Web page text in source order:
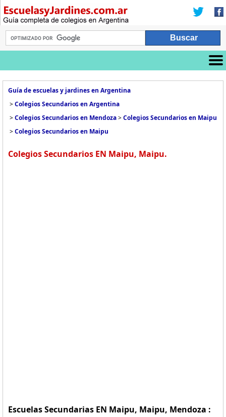
Guía de escuelas y jardines en Argentina
>Colegios Secundarios en Argentina
>Colegios Secundarios en Mendoza>Colegios Secundarios en Maipu
>Colegios Secundarios en Maipu
Colegios Secundarios EN Maipu, Maipu.
Escuelas Secundarias EN Maipu, Maipu, Mendoza :